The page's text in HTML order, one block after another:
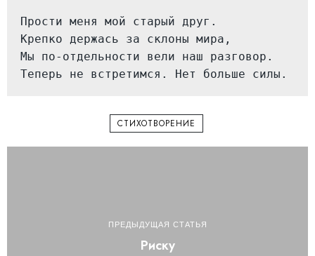
Прости меня мой старый друг.
Крепко держась за склоны мира,
Мы по-отдельности вели наш разговор.
Теперь не встретимся. Нет больше силы.
СТИХОТВОРЕНИЕ
ПРЕДЫДУЩАЯ СТАТЬЯ
Риску